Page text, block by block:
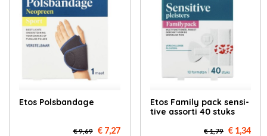
Etos Pols­ban­da­ge
€ 9,69 € 7,27
Etos Fa­mi­ly pack sen­si­
ti­ve as­sor­ti 40 stuks
€ 1,79 € 1,34